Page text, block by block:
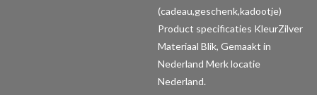
(cadeau,geschenk,kadootje)
Product specificaties KleurZilver
Materiaal Blik, Gemaakt in
Nederland Merk locatie
Nederland.